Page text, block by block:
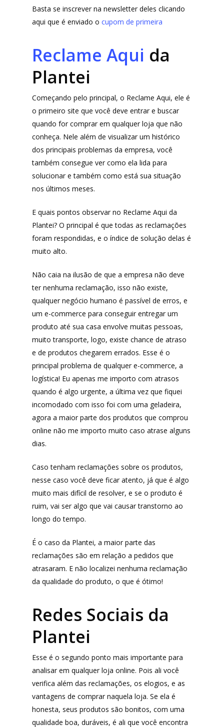
Basta se inscrever na newsletter deles clicando
aqui que é enviado o cupom de primeira
Reclame Aqui da
Plantei
Começando pelo principal, o Reclame Aqui, ele é
o primeiro site que você deve entrar e buscar
quando for comprar em qualquer loja que não
conheça. Nele além de visualizar um histórico
dos principais problemas da empresa, você
também consegue ver como ela lida para
solucionar e também como está sua situação
nos últimos meses.
E quais pontos observar no Reclame Aqui da
Plantei? O principal é que todas as reclamações
foram respondidas, e o índice de solução delas é
muito alto.
Não caia na ilusão de que a empresa não deve
ter nenhuma reclamação, isso não existe,
qualquer negócio humano é passível de erros, e
um e-commerce para conseguir entregar um
produto até sua casa envolve muitas pessoas,
muito transporte, logo, existe chance de atraso
e de produtos chegarem errados. Esse é o
principal problema de qualquer e-commerce, a
logística! Eu apenas me importo com atrasos
quando é algo urgente, a última vez que fiquei
incomodado com isso foi com uma geladeira,
agora a maior parte dos produtos que comprou
online não me importo muito caso atrase alguns
dias.
Caso tenham reclamações sobre os produtos,
nesse caso você deve ficar atento, já que é algo
muito mais difícil de resolver, e se o produto é
ruim, vai ser algo que vai causar transtorno ao
longo do tempo.
É o caso da Plantei, a maior parte das
reclamações são em relação a pedidos que
atrasaram. E não localizei nenhuma reclamação
da qualidade do produto, o que é ótimo!
Redes Sociais da
Plantei
Esse é o segundo ponto mais importante para
analisar em qualquer loja online. Pois ali você
verifica além das reclamações, os elogios, e as
vantagens de comprar naquela loja. Se ela é
honesta, seus produtos são bonitos, com uma
qualidade boa, duráveis, é ali que você encontra